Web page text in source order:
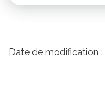
Date de modification :